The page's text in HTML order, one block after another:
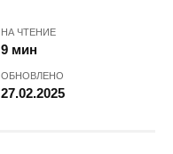
НА ЧТЕНИЕ
9 мин
ОБНОВЛЕНО
27.02.2025